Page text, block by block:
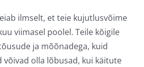
ilmselt, et teie kujutlusvõime
viimasel poolel. Teile kõigile
ja mõõnadega, kuid
olla lõbusad, kui käitute